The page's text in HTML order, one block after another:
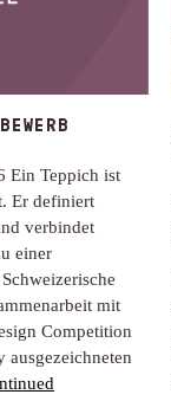
Ein Teppich ist
Er definiert
verbindet
einer
mit
Competition